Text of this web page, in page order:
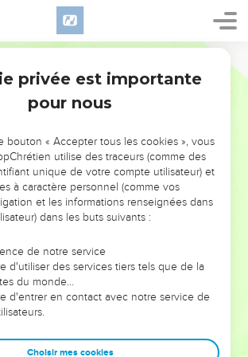
PAS L’ÉVÉNEMENT
DE L’ANNÉE !
POUVAIENT VOUS ÉVITER LES
VOTRES ?
Mais on voit moins les doutes, les erreurs
qu'ils ont traversés, alors même que ce
elles qui les ont façonnés.
leaders, entrepreneurs, et responsables
avec plus de sagesse afin que leurs erreurs
privée est importante
pour nous
bouton « Accepter tous les cookies », vous
utilise des traceurs (comme des
unique de votre compte utilisateur) et
à caractère personnel (comme vos
et les informations renseignées dans
dans les buts suivants :
de notre service
d'utiliser des services tiers tels que de la
du monde…
d'entrer en contact avec notre service de
Choisir mes cookies